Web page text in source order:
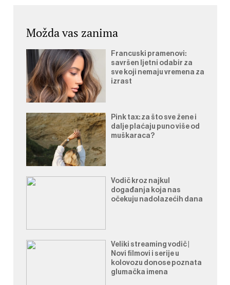
Možda vas zanima
Francuski pramenovi:
savršen ljetni odabir za
sve koji nemaju vremena za
izrast
Pink tax: za što sve žene i
dalje plaćaju puno više od
muškaraca?
Vodič kroz najkul
događanja koja nas
očekuju nadolazećih dana
Veliki streaming vodič |
Novi filmovi i serije u
kolovozu donose poznata
glumačka imena